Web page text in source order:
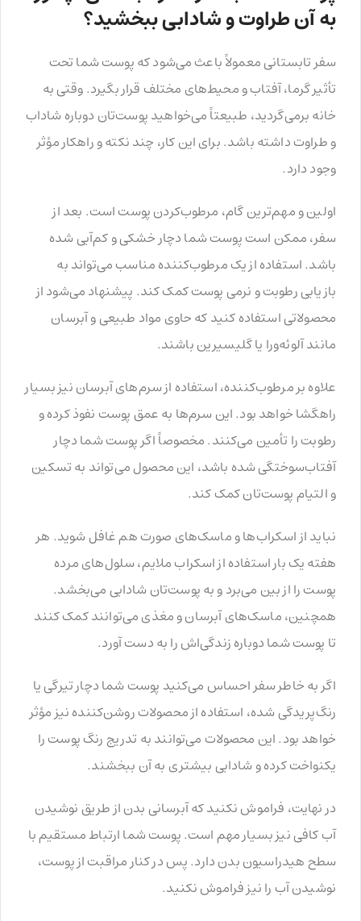
به آن طراوت و شادابی ببخشید؟
سفر تابستانی معمولاً باعث می‌شود که پوست شما تحت
تأثیر گرما، آفتاب و محیط‌های مختلف قرار بگیرد. وقتی به
خانه برمی‌گردید، طبیعتاً می‌خواهید پوست‌تان دوباره شاداب
و طراوت داشته باشد. برای این کار، چند نکته و راهکار مؤثر
وجود دارد.
اولین و مهم‌ترین گام، مرطوب‌کردن پوست است. بعد از
سفر، ممکن است پوست شما دچار خشکی و کم‌آبی شده
باشد. استفاده از یک مرطوب‌کننده مناسب می‌تواند به
بازیابی رطوبت و نرمی پوست کمک کند. پیشنهاد می‌شود از
محصولاتی استفاده کنید که حاوی مواد طبیعی و آبرسان
مانند آلوئه‌ورا یا گلیسیرین باشند.
علاوه بر مرطوب‌کننده، استفاده از سرم‌های آبرسان نیز بسیار
راهگشا خواهد بود. این سرم‌ها به عمق پوست نفوذ کرده و
رطوبت را تأمین می‌کنند. مخصوصاً اگر پوست شما دچار
آفتاب‌سوختگی شده باشد، این محصول می‌تواند به تسکین
و التیام پوست‌تان کمک کند.
نباید از اسکراب‌ها و ماسک‌های صورت هم غافل شوید. هر
هفته یک بار استفاده از اسکراب ملایم، سلول‌های مرده
پوست را از بین می‌برد و به پوست‌تان شادابی می‌بخشد.
همچنین، ماسک‌های آبرسان و مغذی می‌توانند کمک کنند
تا پوست شما دوباره زندگی‌اش را به دست آورد.
اگر به خاطر سفر احساس می‌کنید پوست شما دچار تیرگی یا
رنگ‌پریدگی شده، استفاده از محصولات روشن‌کننده نیز مؤثر
خواهد بود. این محصولات می‌توانند به تدریج رنگ پوست را
یکنواخت کرده و شادابی بیشتری به آن ببخشند.
در نهایت، فراموش نکنید که آبرسانی بدن از طریق نوشیدن
آب کافی نیز بسیار مهم است. پوست شما ارتباط مستقیم با
سطح هیدراسیون بدن دارد. پس در کنار مراقبت از پوست،
نوشیدن آب را نیز فراموش نکنید.